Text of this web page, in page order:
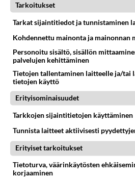
Mitä tuot pöytään parisuhteessa?
Muistatko? Kädestä suuhun elävä Satu
Henry-miljonääriltä
VINKKI: Mies ja alaston ase -komediat
Smith ja Priscilla Presley mukana
Tiesitkö? Martina Aitolehden isäpuoli on
Tarkoitukset
Tarkat sijaintitiedot ja tunnistaminen
Kohdennettu mainonta ja mainonnan
Personoitu sisältö, sisällön
palvelujen kehittäminen
Tietojen tallentaminen laitteelle ja/tai
tietojen käyttö
Erityisominaisuudet
Tarkkojen sijaintitietojen käyttäminen
Tunnista laitteet aktiivisesti
Erityiset tarkoitukset
Tietoturva, väärinkäytösten
korjaaminen